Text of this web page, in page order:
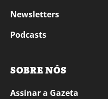
Newsletters
Podcasts
SOBRE NÓS
Assinar a Gazeta